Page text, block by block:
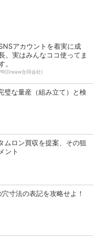
アカウントを着実に成
。実はみんなココ使ってま
。
合同会社)
璧な量産（組み立て）と検
ムロン買収を提案、その狙
ント
穴寸法の表記を攻略せよ！